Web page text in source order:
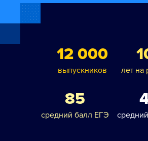
12 000
выпускников лет на
85
средний балл ЕГЭ